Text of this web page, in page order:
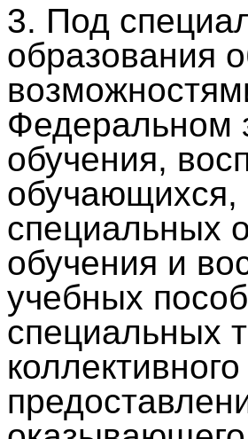
3. Под
образования
Федеральном
обучения,
обучающихся,
специальных
обучения и
учебных
специальных